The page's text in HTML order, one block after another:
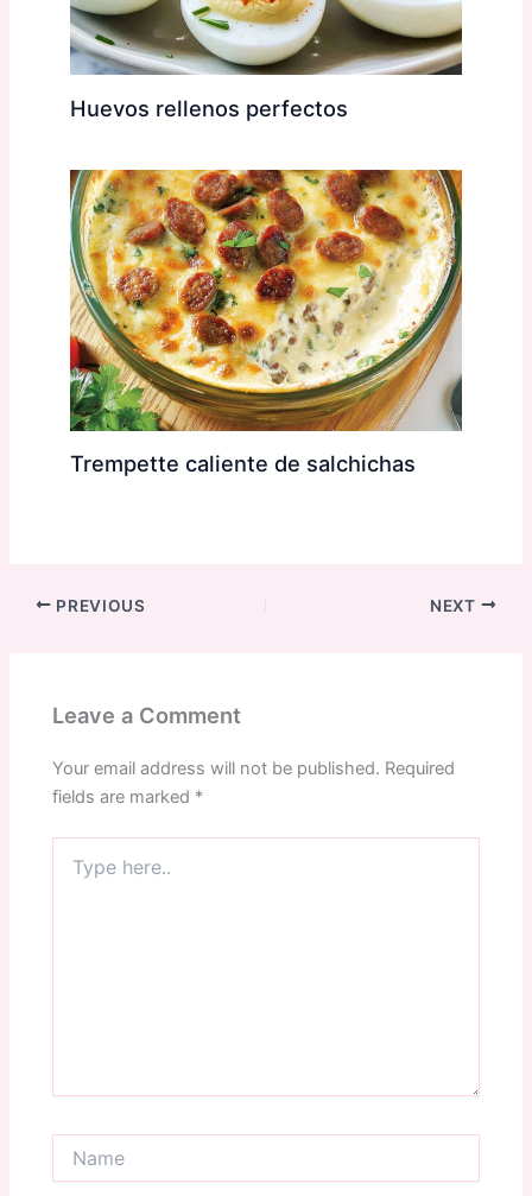
Huevos rellenos perfectos
Trempette caliente de salchichas
PREVIOUS NEXT
Leave a Comment
Your email address will not be published. Required
fields are marked *
here..